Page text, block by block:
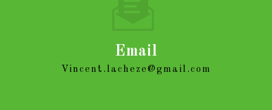
Email
vincent.lacheze@gmail.com